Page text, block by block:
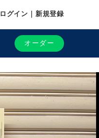
ログイン｜新規登録
オーダー